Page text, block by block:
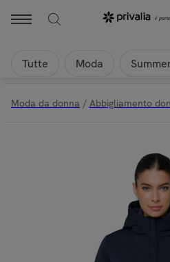
Tutte Moda
Moda da donna / Abbigliamento